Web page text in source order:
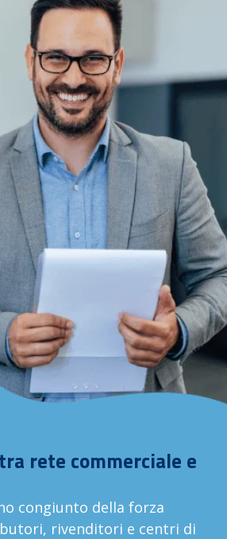
rete commerciale e
congiunto della forza
rivenditori e centri di